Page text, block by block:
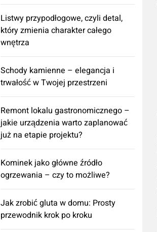
Listwy przypodłogowe, czyli detal,
który zmienia charakter całego
wnętrza
Schody kamienne – elegancja i
trwałość w Twojej przestrzeni
​Remont lokalu gastronomicznego –
jakie urządzenia warto zaplanować
już na etapie projektu?
Kominek jako główne źródło
ogrzewania – czy to możliwe?
Jak zrobić gluta w domu: Prosty
przewodnik krok po kroku